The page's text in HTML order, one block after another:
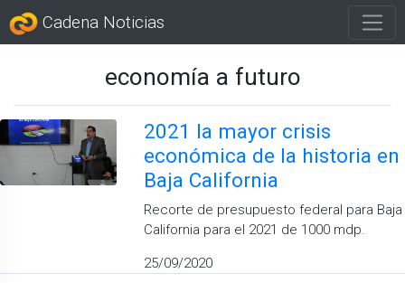
Cadena Noticias
economía a futuro
2021 la mayor crisis
económica de la historia en
Baja California
Recorte de presupuesto federal para Baja
California para el 2021 de 1000 mdp.
25/09/2020